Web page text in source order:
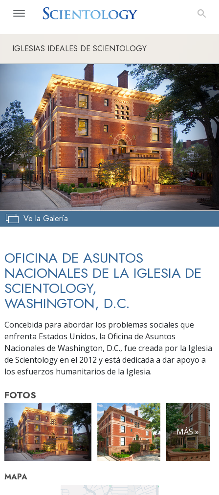
IGLESIAS IDEALES DE SCIENTOLOGY
Ve la Galería
OFICINA DE ASUNTOS
NACIONALES DE LA IGLESIA DE
SCIENTOLOGY,
WASHINGTON, D.C.
Concebida para abordar los problemas sociales que
enfrenta Estados Unidos, la Oficina de Asuntos
Nacionales de Washington, D.C., fue creada por la Iglesia
de Scientology en el 2012 y está dedicada a dar apoyo a
los esfuerzos humanitarios de la Iglesia.
FOTOS
MÁS »
MAPA